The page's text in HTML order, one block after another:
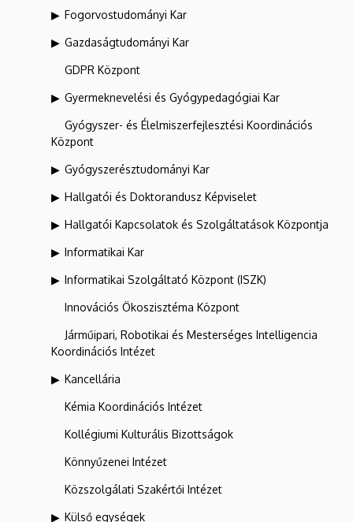
Fogorvostudományi Kar
Gazdaságtudományi Kar
GDPR Központ
Gyermeknevelési és Gyógypedagógiai Kar
Gyógyszer- és Élelmiszerfejlesztési Koordinációs
Központ
Gyógyszerésztudományi Kar
Hallgatói és Doktorandusz Képviselet
Hallgatói Kapcsolatok és Szolgáltatások Központja
Informatikai Kar
Informatikai Szolgáltató Központ (ISZK)
Innovációs Ökoszisztéma Központ
Járműipari, Robotikai és Mesterséges Intelligencia
Koordinációs Intézet
Kancellária
Kémia Koordinációs Intézet
Kollégiumi Kulturális Bizottságok
Könnyűzenei Intézet
Közszolgálati Szakértői Intézet
Külső egységek